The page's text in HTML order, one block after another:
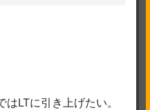
LTに引き上げたい。